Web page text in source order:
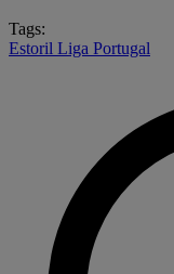
Tags:
Estoril Liga Portugal